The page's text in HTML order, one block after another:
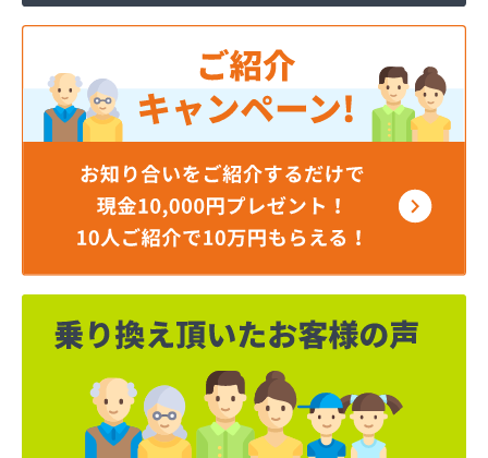
ジェイエイ・トービス株式会社 名古屋営業所
ダイイチガスコム株式会社 尾張営業所
チリウヒーターサービス
ツバメガス株式会社新城営業所
ニイミガス株式会社
ニイミ産業株式会社 本部・ホームガス
ニイミ産業株式会社 ホームガス 名古屋西営業所
ニイミ産業株式会社 尾張旭営業所
ハタスビルダー株式会社 リボンガス
ひまわり農協 燃料課・プロパンガス
フジオートステーション
フジヨシ商店
フルタ鹿乗店
ます角商店
マルタケ株式会社
マルト尾関商店